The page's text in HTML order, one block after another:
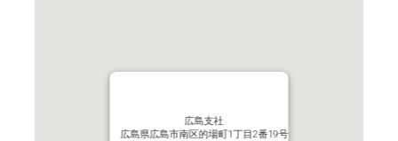
広島支社
広島県広島市南区的場町1丁目2番19号